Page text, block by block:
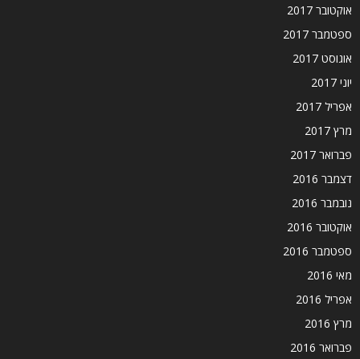
אוקטובר 2017
ספטמבר 2017
אוגוסט 2017
יוני 2017
אפריל 2017
מרץ 2017
פברואר 2017
דצמבר 2016
נובמבר 2016
אוקטובר 2016
ספטמבר 2016
מאי 2016
אפריל 2016
מרץ 2016
פברואר 2016